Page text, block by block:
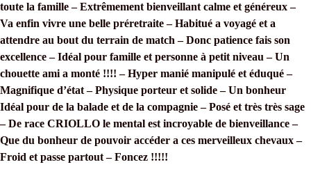
toute la famille – Extrêmement bienveillant calme et généreux –
Va enfin vivre une belle préretraite – Habitué a voyagé et a
attendre au bout du terrain de match – Donc patience fais son
excellence – Idéal pour famille et personne à petit niveau – Un
chouette ami a monté !!!! – Hyper manié manipulé et éduqué –
Magnifique d’état – Physique porteur et solide – Un bonheur
Idéal pour de la balade et de la compagnie – Posé et très très sage
– De race CRIOLLO le mental est incroyable de bienveillance –
Que du bonheur de pouvoir accéder a ces merveilleux chevaux –
Froid et passe partout – Foncez !!!!!